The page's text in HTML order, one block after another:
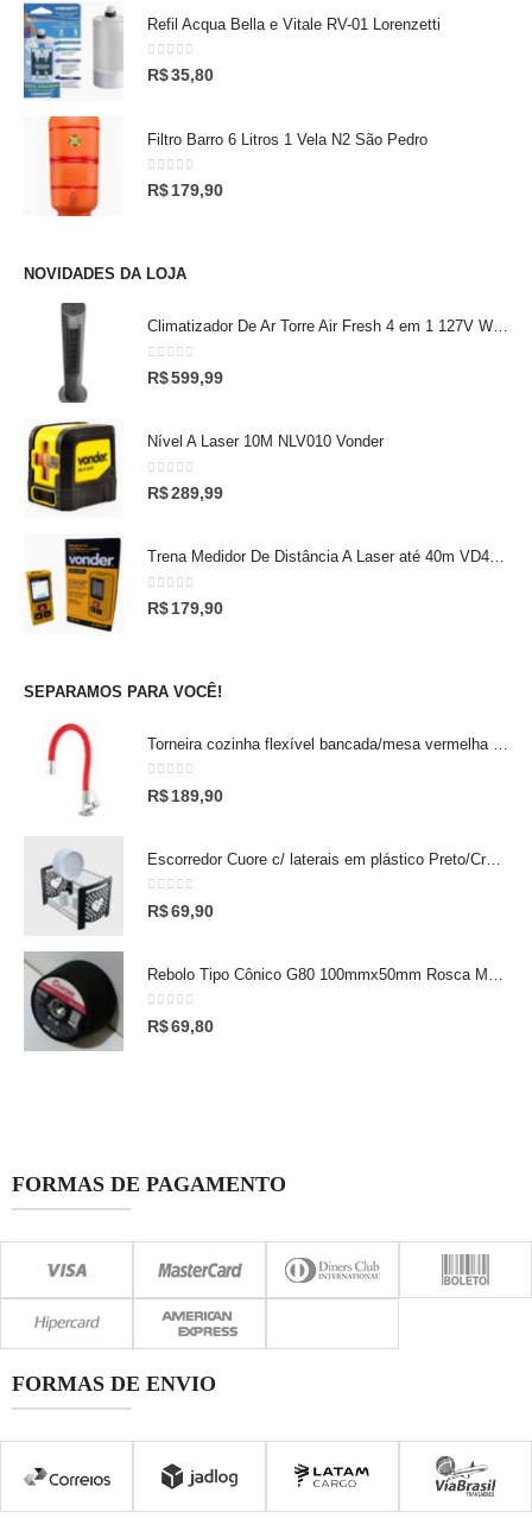
Refil Acqua Bella e Vitale RV-01 Lorenzetti
0out of 5
R$35,80
Filtro Barro 6 Litros 1 Vela N2 São Pedro
0out of 5
R$179,90
NOVIDADES DA LOJA
Climatizador De Ar Torre Air Fresh 4 em 1 127V Wap
0out of 5
R$599,99
Nível A Laser 10M NLV010 Vonder
0out of 5
R$289,99
Trena Medidor De Distância A Laser até 40m VD40 Vonder
0out of 5
R$179,90
SEPARAMOS PARA VOCÊ!
0out of 5
R$189,90
0out of 5
R$69,90
0out of 5
R$69,80
FORMAS DE PAGAMENTO
FORMAS DE ENVIO